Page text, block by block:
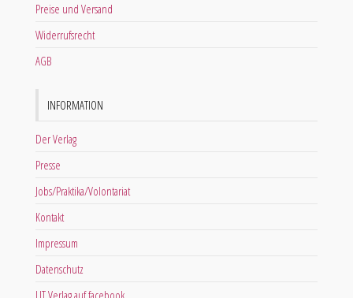
Preise und Versand
Widerrufsrecht
AGB
INFORMATION
Der Verlag
Presse
Jobs/Praktika/Volontariat
Kontakt
Impressum
Datenschutz